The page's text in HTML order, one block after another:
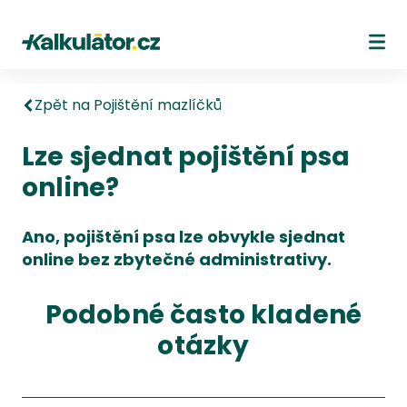
Kalkulátor.cz
Zpět na Pojištění mazlíčků
Lze sjednat pojištění psa
online?
Ano, pojištění psa lze obvykle sjednat
online bez zbytečné administrativy.
Podobné často kladené
otázky